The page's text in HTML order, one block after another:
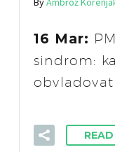
16 Mar:
sindrom:
obvladovati